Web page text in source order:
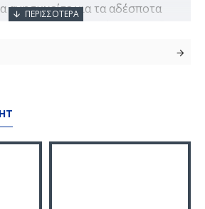
ανησυχείτε για τα αδέσποτα
ζημιές στο ντεκόρ σας!Αν δεν
σετ είναι η σίγουρη λύση για